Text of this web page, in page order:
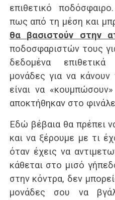
επιθετικό
πως από τη μέση και
θα βασιστούν στην
ποδοσφαριστών τους
δεδομένα
μονάδες για να
είναι να
αποκτήθηκαν στο
Εδώ βέβαια θα πρέπει
και να ξέρουμε με τι
όταν έχεις να
κάθεται στο μισό
στην κόντρα, δεν
μονάδες σου να